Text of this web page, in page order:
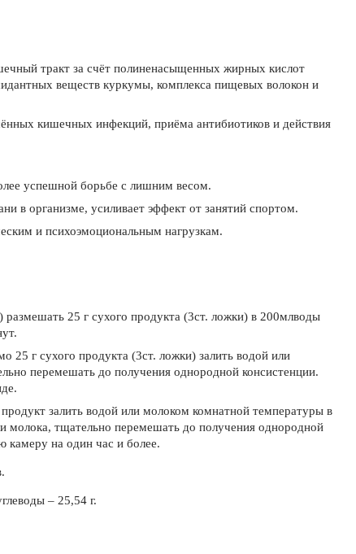
тракт за счёт полиненасыщенных жирных кислот
веществ куркумы, комплекса пищевых волокон и
кишечных инфекций, приёма антибиотиков и действия
успешной борьбе с лишним весом.
в организме, усиливает эффект от занятий спортом.
и психоэмоциональным нагрузкам.
размешать 25 г сухого продукта (3ст. ложки) в 200млводы
25 г сухого продукта (3ст. ложки) залить водой или
перемешать до получения однородной консистенции.
залить водой или молоком комнатной температуры в
молока, тщательно перемешать до получения однородной
камеру на один час и более.
– 25,54 г.